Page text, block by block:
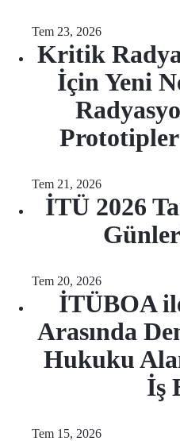
Tem 23, 2026
Kritik
İçin Yeni
Tem 21, 2026
İTÜ 2026
Tem 20, 2026
İTÜBOA
Arasında
Hukuku
İş
Tem 15, 2026